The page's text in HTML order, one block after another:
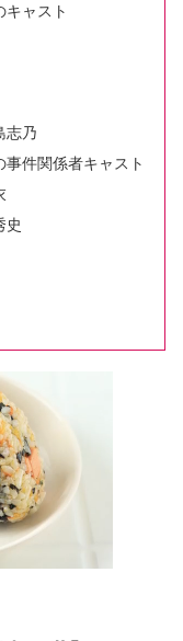
キャスト
志乃
件関係者キャスト
史